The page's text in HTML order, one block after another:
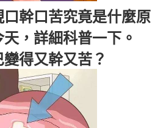
幹口苦究竟是什麼原
，詳細科普一下。
得又幹又苦？